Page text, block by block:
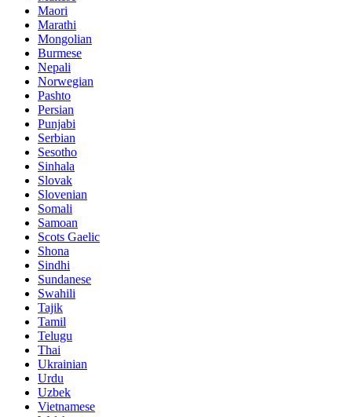
Maori
Marathi
Mongolian
Burmese
Nepali
Norwegian
Pashto
Persian
Punjabi
Serbian
Sesotho
Sinhala
Slovak
Slovenian
Somali
Samoan
Scots Gaelic
Shona
Sindhi
Sundanese
Swahili
Tajik
Tamil
Telugu
Thai
Ukrainian
Urdu
Uzbek
Vietnamese